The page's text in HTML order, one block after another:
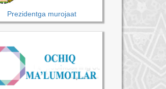
Prezidentga murojaat